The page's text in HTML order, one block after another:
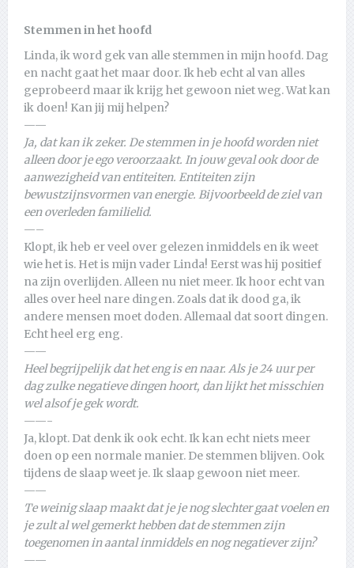
Stemmen in het hoofd
Linda, ik word gek van alle stemmen in mijn hoofd. Dag
en nacht gaat het maar door. Ik heb echt al van alles
geprobeerd maar ik krijg het gewoon niet weg. Wat kan
ik doen! Kan jij mij helpen?
——
Ja, dat kan ik zeker. De stemmen in je hoofd worden niet
alleen door je ego veroorzaakt. In jouw geval ook door de
aanwezigheid van entiteiten. Entiteiten zijn
bewustzijnsvormen van energie. Bijvoorbeeld de ziel van
een overleden familielid.
—–
Klopt, ik heb er veel over gelezen inmiddels en ik weet
wie het is. Het is mijn vader Linda! Eerst was hij positief
na zijn overlijden. Alleen nu niet meer. Ik hoor echt van
alles over heel nare dingen. Zoals dat ik dood ga, ik
andere mensen moet doden. Allemaal dat soort dingen.
Echt heel erg eng.
——
Heel begrijpelijk dat het eng is en naar. Als je 24 uur per
dag zulke negatieve dingen hoort, dan lijkt het misschien
wel alsof je gek wordt.
——-
Ja, klopt. Dat denk ik ook echt. Ik kan echt niets meer
doen op een normale manier. De stemmen blijven. Ook
tijdens de slaap weet je. Ik slaap gewoon niet meer.
——
Te weinig slaap maakt dat je je nog slechter gaat voelen en
je zult al wel gemerkt hebben dat de stemmen zijn
toegenomen in aantal inmiddels en nog negatiever zijn?
——